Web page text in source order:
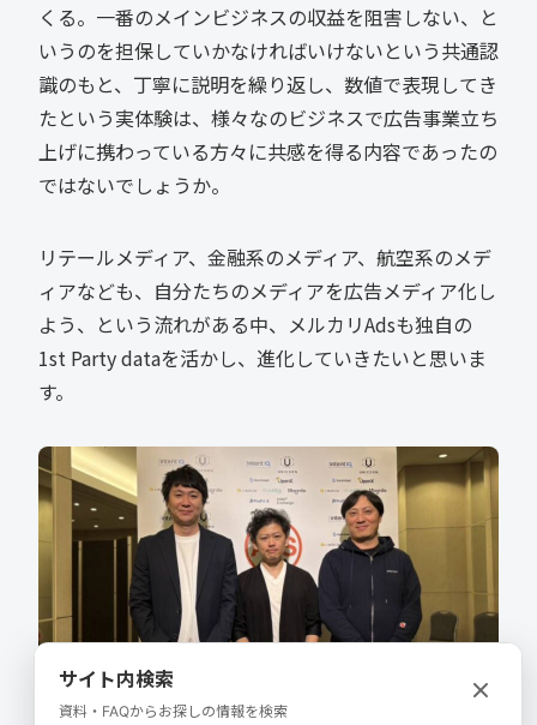
くる。一番のメインビジネスの収益を阻害しない、と
いうのを担保していかなければいけないという共通認
識のもと、丁寧に説明を繰り返し、数値で表現してき
たという実体験は、様々なのビジネスで広告事業立ち
上げに携わっている方々に共感を得る内容であったの
ではないでしょうか。
リテールメディア、金融系のメディア、航空系のメデ
ィアなども、自分たちのメディアを広告メディア化し
よう、という流れがある中、メルカリAdsも独自の
1st Party dataを活かし、進化していきたいと思いま
す。
サイト内検索
資料・FAQからお探しの情報を検索